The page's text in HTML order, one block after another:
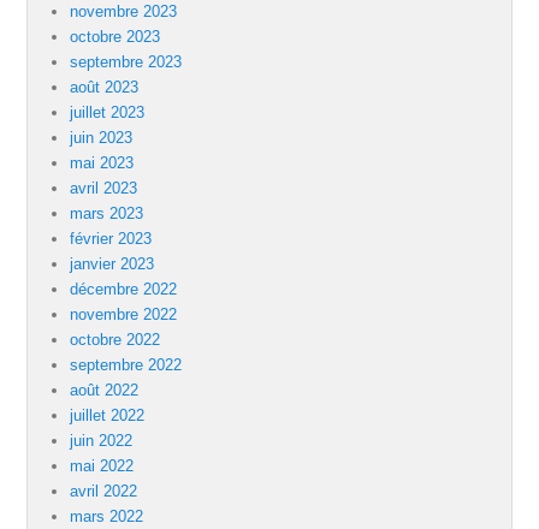
novembre 2023
octobre 2023
septembre 2023
août 2023
juillet 2023
juin 2023
mai 2023
avril 2023
mars 2023
février 2023
janvier 2023
décembre 2022
novembre 2022
octobre 2022
septembre 2022
août 2022
juillet 2022
juin 2022
mai 2022
avril 2022
mars 2022